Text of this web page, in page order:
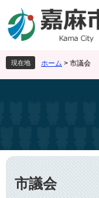
ジ
先
頭
で
ュ
を
飛
ば
現在地 ホーム > 市議会
本
文
市議会